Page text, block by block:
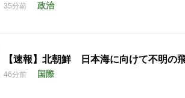
35分前 政治
【速報】北朝鮮 日本海に向けて不明の
46分前 国際